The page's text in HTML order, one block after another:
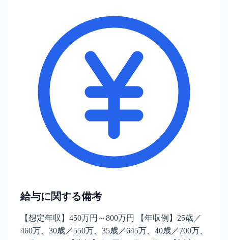
給与に関する備考
【想定年収】450万円～800万円 【年収例】25歳／
460万、30歳／550万、35歳／645万、40歳／700万、